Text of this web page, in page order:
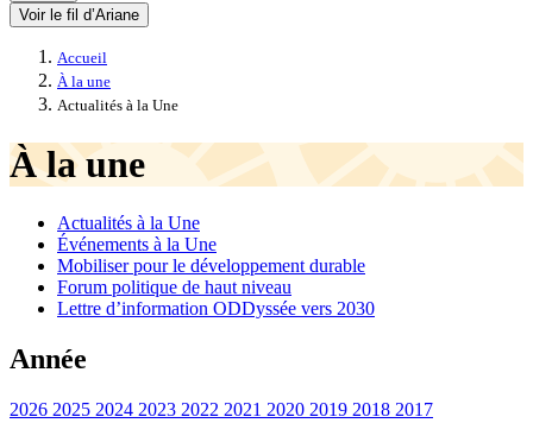
Voir le fil d’Ariane
Accueil
À la une
Actualités à la Une
À la une
Actualités à la Une
Événements à la Une
Mobiliser pour le développement durable
Forum politique de haut niveau
Lettre d’information ODDyssée vers 2030
Année
2026 2025 2024 2023 2022 2021 2020 2019 2018 2017